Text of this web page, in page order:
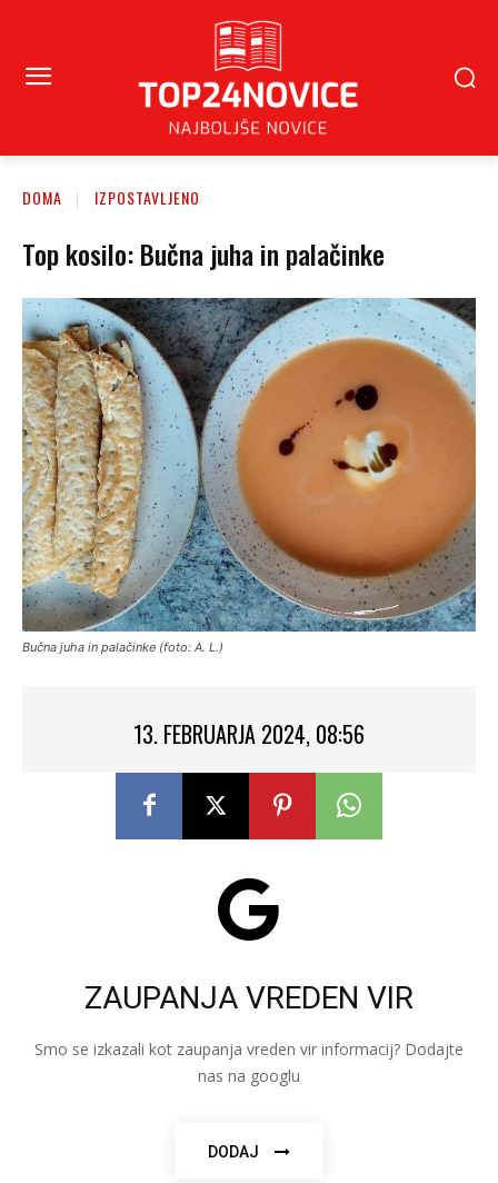
DOMA IZPOSTAVLJENO
Top kosilo: Bučna juha in palačinke
Bučna juha in palačinke (foto: A. L.)
13. FEBRUARJA 2024, 08:56
ZAUPANJA VREDEN VIR
Smo se izkazali kot zaupanja vreden vir informacij? Dodajte
nas na googlu
DODAJ